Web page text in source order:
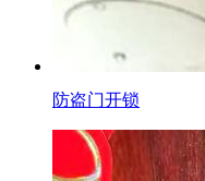
防盗门开锁